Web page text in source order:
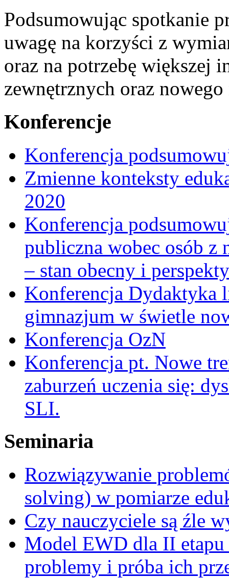
Podsumowując spotkanie
uwagę na korzyści z
oraz na potrzebę większej
zewnętrznych oraz
Konferencje
Konferencja
Zmienne konteksty
2020
Konferencja
publiczna wobec osób z
– stan obecny i
Konferencja Dydaktyka
gimnazjum w świetle
Konferencja OzN
Konferencja pt. Nowe
zaburzeń uczenia się:
SLI.
Seminaria
Rozwiązywanie
solving) w pomiarze
Czy nauczyciele są źle
Model EWD dla II etapu
problemy i próba ich